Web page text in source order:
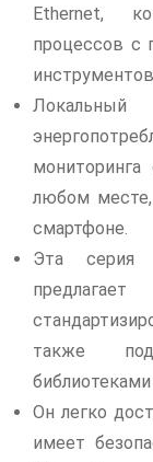
Ethernet,
процессов с
любом
смартфоне.
Эта серия
также
библиотеками
Он легко
имеет